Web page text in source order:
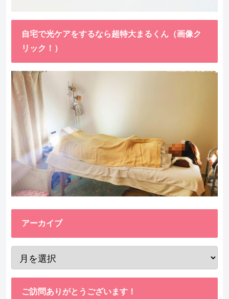
自宅で光ケアをするなら超特大まるくん（画像ク
リック！）
アーカイブ
ご訪問ありがとうございます！